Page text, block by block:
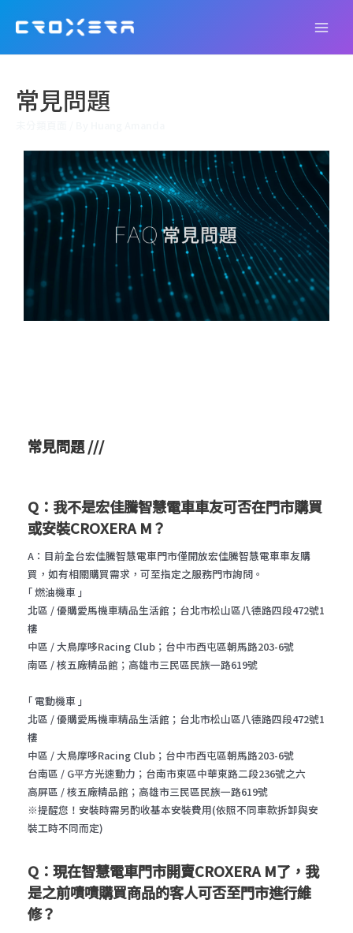
常見問題
常見問題 ///
Q：我不是宏佳騰智慧電車車友可否在門市購買
或安裝CROXERA M？
A：目前全台宏佳騰智慧電車門市僅開放宏佳騰智慧電車車友購
買，如有相關購買需求，可至指定之服務門市詢問。
｢ 燃油機車 ｣
北區 /優購愛馬機車精品生活館；台北市松山區八德路四段472號1
樓
中區 /大鳥摩哆Racing Club；台中市西屯區朝馬路203-6號
南區 /核五廠精品館；高雄市三民區民族一路619號
｢ 電動機車 ｣
北區 /優購愛馬機車精品生活館；台北市松山區八德路四段472號1
樓
中區 /大鳥摩哆Racing Club；台中市西屯區朝馬路203-6號
台南區 / G平方光速動力；台南市東區中華東路二段236號之六
高屏區 /核五廠精品館；高雄市三民區民族一路619號
※提醒您！安裝時需另酌收基本安裝費用(依照不同車款拆卸與安
裝工時不同而定)
Q：現在智慧電車門市開賣CROXERA M了，我
是之前嘖嘖購買商品的客人可否至門市進行維
修？